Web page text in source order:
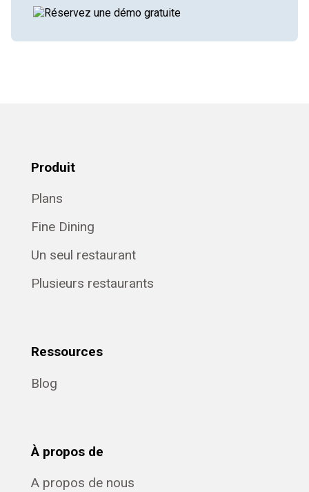
Produit
Plans
Fine Dining
Un seul restaurant
Plusieurs restaurants
Ressources
Blog
À propos de
A propos de nous